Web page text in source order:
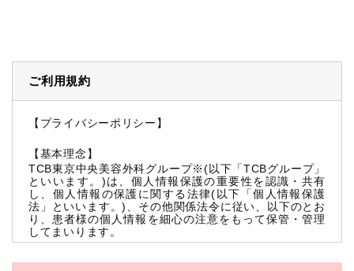
ご利用規約
【プライバシーポリシー】
【基本理念】
TCB東京中央美容外科グループ※(以下「TCBグループ」
といいます。)は、個人情報保護の重要性を認識・共有
し、個人情報の保護に関する法律(以下「個人情報保護
法」といいます。)、その他関係法令に従い、以下のとお
り、患者様の個人情報を細心の注意をもって保管・管理
してまいります。
※TCBグループとは以下を総称していいます。